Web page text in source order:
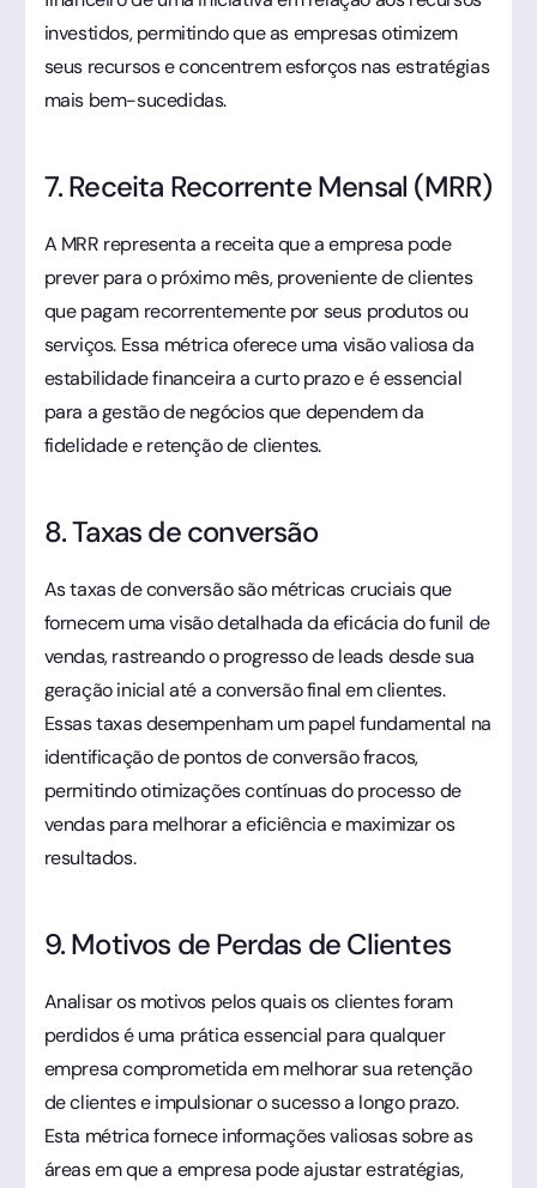
investidos, permitindo que as empresas otimizem
seus recursos e concentrem esforços nas estratégias
mais bem-sucedidas.
7. Receita Recorrente Mensal (MRR)
A MRR representa a receita que a empresa pode
prever para o próximo mês, proveniente de clientes
que pagam recorrentemente por seus produtos ou
serviços. Essa métrica oferece uma visão valiosa da
estabilidade financeira a curto prazo e é essencial
para a gestão de negócios que dependem da
fidelidade e retenção de clientes.
8. Taxas de conversão
As taxas de conversão são métricas cruciais que
fornecem uma visão detalhada da eficácia do funil de
vendas, rastreando o progresso de leads desde sua
geração inicial até a conversão final em clientes.
Essas taxas desempenham um papel fundamental na
identificação de pontos de conversão fracos,
permitindo otimizações contínuas do processo de
vendas para melhorar a eficiência e maximizar os
resultados.
9. Motivos de Perdas de Clientes
Analisar os motivos pelos quais os clientes foram
perdidos é uma prática essencial para qualquer
empresa comprometida em melhorar sua retenção
de clientes e impulsionar o sucesso a longo prazo.
Esta métrica fornece informações valiosas sobre as
áreas em que a empresa pode ajustar estratégias,